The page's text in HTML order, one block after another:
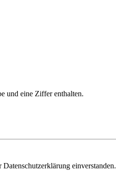
und eine Ziffer enthalten.
einverstanden.